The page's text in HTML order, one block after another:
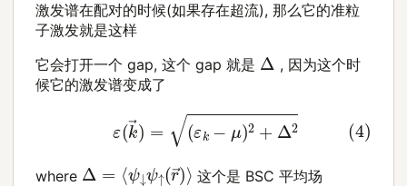
激发谱在配对的时候(如果存在超流), 那么它的准粒
子激发就是这样
它会打开一个 gap, 这个 gap 就是 Δ , 因为这个时
候它的激发谱变成了
(4)ε =(εk−μ)2+Δ2
where Δ ψ↓ ψ ↑(r→ ) ⟩
这个是 BSC 平均场